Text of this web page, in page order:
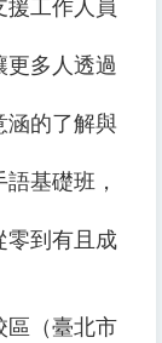
援工作人員
更多人透過
涵的了解與
基礎班，
零到有且成
區（臺北市